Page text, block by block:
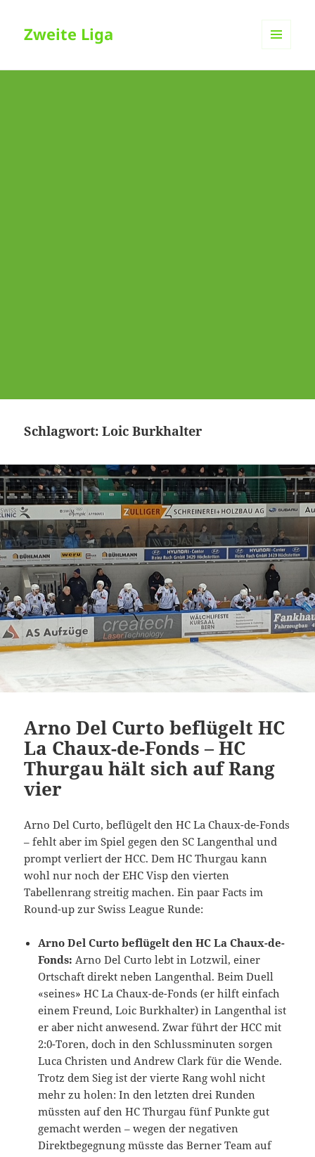
Zweite Liga
Schlagwort:Loic Burkhalter
Arno Del Curto beflügelt HC
La Chaux-de-Fonds – HC
Thurgau hält sich auf Rang
vier
Arno Del Curto, beflügelt den HC La Chaux-de-Fonds
– fehlt aber im Spiel gegen den SC Langenthal und
prompt verliert der HCC. Dem HC Thurgau kann
wohl nur noch der EHC Visp den vierten
Tabellenrang streitig machen. Ein paar Facts im
Round-up zur Swiss League Runde:
Arno Del Curto beflügelt den HC La Chaux-de-
Fonds: Arno Del Curto lebt in Lotzwil, einer
Ortschaft direkt neben Langenthal. Beim Duell
«seines» HC La Chaux-de-Fonds (er hilft einfach
einem Freund, Loic Burkhalter) in Langenthal ist
er aber nicht anwesend. Zwar führt der HCC mit
2:0-Toren, doch in den Schlussminuten sorgen
Luca Christen und Andrew Clark für die Wende.
Trotz dem Sieg ist der vierte Rang wohl nicht
mehr zu holen: In den letzten drei Runden
müssten auf den HC Thurgau fünf Punkte gut
gemacht werden – wegen der negativen
Direktbegegnung müsste das Berner Team auf